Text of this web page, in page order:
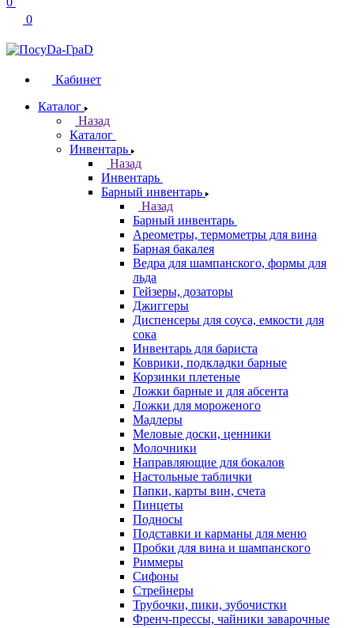
0
Кабинет
Каталог
Назад
Каталог
Инвентарь
Назад
Инвентарь
Барный инвентарь
Назад
Барный инвентарь
Ареометры, термометры для вина
Барная бакалея
Ведра для шампанского, формы для
льда
Гейзеры, дозаторы
Джиггеры
Диспенсеры для соуса, емкости для
сока
Инвентарь для бариста
Коврики, подкладки барные
Корзинки плетеные
Ложки барные и для абсента
Ложки для мороженого
Мадлеры
Меловые доски, ценники
Молочники
Направляющие для бокалов
Настольные таблички
Папки, карты вин, счета
Пинцеты
Подносы
Подставки и карманы для меню
Пробки для вина и шампанского
Риммеры
Сифоны
Стрейнеры
Трубочки, пики, зубочистки
Френч-прессы, чайники заварочные